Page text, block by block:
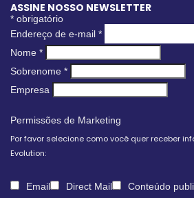
ASSINE NOSSO NEWSLETTER
* obrigatório
Endereço de e-mail *
Nome *
Sobrenome *
Empresa
Permissões de Marketing
Por favor selecione como você quer receber
Evolution:
Email Direct Mail